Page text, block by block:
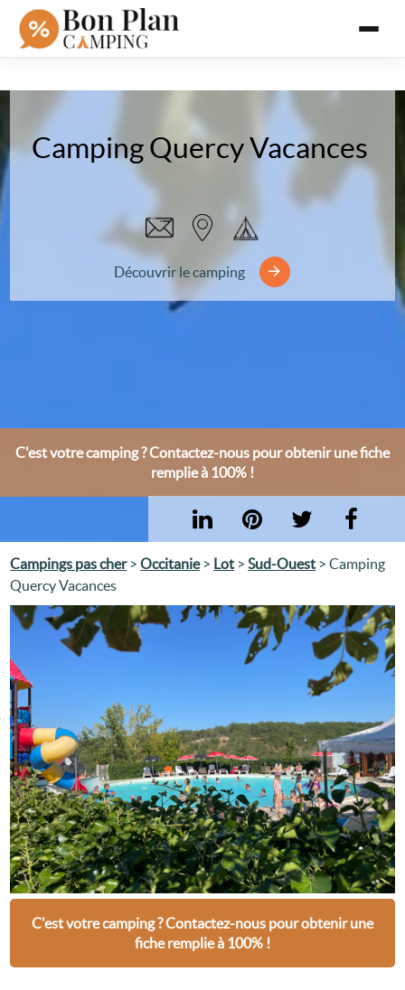
C'est votre camping ? Contactez-nous pour obtenir une fiche
remplie à 100% !
Camping Quercy Vacances
Découvrir le camping
Campings pas cher>Occitanie> Lot >Sud-Ouest > Camping
Quercy Vacances
C'est votre camping ? Contactez-nous pour obtenir une
fiche remplie à 100% !